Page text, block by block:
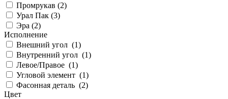
Промрукав (2)
Урал Пак (3)
Эра (2)
Исполнение
Внешний угол (1)
Внутренний угол (1)
Левое/Правое (1)
Угловой элемент (1)
Фасонная деталь (2)
Цвет